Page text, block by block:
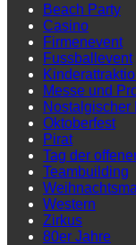
Beach Party
Casino
Firmenevent
Fussballevent
Messe und
Nostalgischer
Oktoberfest
Pirat
Tag der
Teambuilding
Western
Zirkus
80er Jahre